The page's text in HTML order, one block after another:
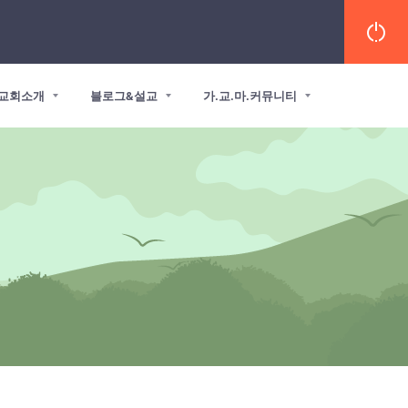
회소개 블로그&설교 가.교.마.커뮤니티